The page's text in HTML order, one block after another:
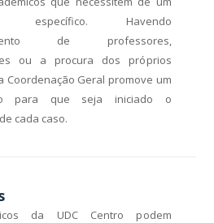
específico. Havendo
de professores,
ou a procura dos próprios
Coordenação Geral promove um
para que seja iniciado o
cada caso.
da UDC Centro podem